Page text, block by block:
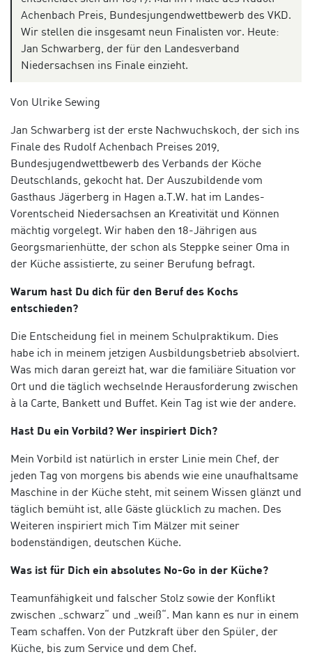
Achenbach Preis, Bundesjungendwettbewerb des VKD.
Wir stellen die insgesamt neun Finalisten vor. Heute:
Jan Schwarberg, der für den Landesverband
Niedersachsen ins Finale einzieht.
Von Ulrike Sewing
Jan Schwarberg ist der erste Nachwuchskoch, der sich ins
Finale des Rudolf Achenbach Preises 2019,
Bundesjugendwettbewerb des Verbands der Köche
Deutschlands, gekocht hat. Der Auszubildende vom
Gasthaus Jägerberg in Hagen a.T.W. hat im Landes-
Vorentscheid Niedersachsen an Kreativität und Können
mächtig vorgelegt. Wir haben den 18-Jährigen aus
Georgsmarienhütte, der schon als Steppke seiner Oma in
der Küche assistierte, zu seiner Berufung befragt.
Warum hast Du dich für den Beruf des Kochs
entschieden?
Die Entscheidung fiel in meinem Schulpraktikum. Dies
habe ich in meinem jetzigen Ausbildungsbetrieb absolviert.
Was mich daran gereizt hat, war die familiäre Situation vor
Ort und die täglich wechselnde Herausforderung zwischen
à la Carte, Bankett und Buffet. Kein Tag ist wie der andere.
Hast Du ein Vorbild? Wer inspiriert Dich?
Mein Vorbild ist natürlich in erster Linie mein Chef, der
jeden Tag von morgens bis abends wie eine unaufhaltsame
Maschine in der Küche steht, mit seinem Wissen glänzt und
täglich bemüht ist, alle Gäste glücklich zu machen. Des
Weiteren inspiriert mich Tim Mälzer mit seiner
bodenständigen, deutschen Küche.
Was ist für Dich ein absolutes No-Go in der Küche?
Teamunfähigkeit und falscher Stolz sowie der Konflikt
zwischen „schwarz“ und „weiß“. Man kann es nur in einem
Team schaffen. Von der Putzkraft über den Spüler, der
Küche, bis zum Service und dem Chef.